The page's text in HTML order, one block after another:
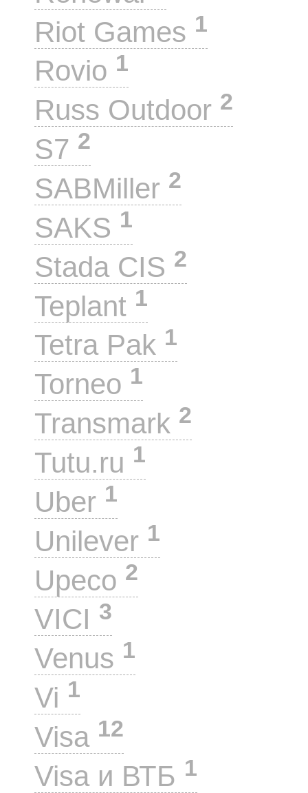
Riot Games 1
Rovio 1
Russ Outdoor 2
S7 2
SABMiller 2
SAKS 1
Stada CIS 2
Teplant 1
Tetra Pak 1
Torneo 1
Transmark 2
Tutu.ru 1
Uber 1
Unilever 1
Upeco 2
VICI 3
Venus 1
Vi 1
Visa 12
Visa и ВТБ 1